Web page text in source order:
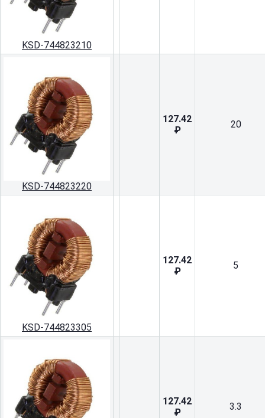
KSD-744823210
KSD-744823220
127.42
₽
20
KSD-744823305
127.42
₽
5
127.42
₽
3.3